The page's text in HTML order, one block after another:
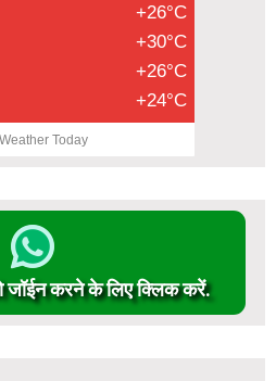
+26°C
+30°C
+26°C
+24°C
Weather Today
करने के लिए क्लिक करें.